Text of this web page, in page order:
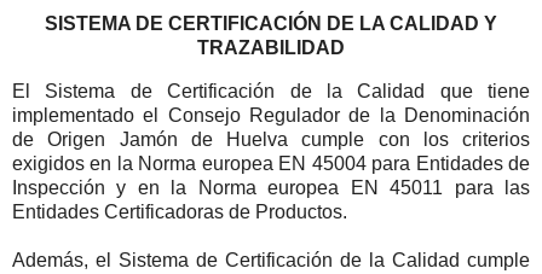
SISTEMA DE CERTIFICACIÓN DE LA CALIDAD Y
TRAZABILIDAD
El Sistema de Certificación de la Calidad que tiene
implementado el Consejo Regulador de la Denominación
de Origen Jamón de Huelva cumple con los criterios
exigidos en la Norma europea EN 45004 para Entidades de
Inspección y en la Norma europea EN 45011 para las
Entidades Certificadoras de Productos.
Además, el Sistema de Certificación de la Calidad cumple